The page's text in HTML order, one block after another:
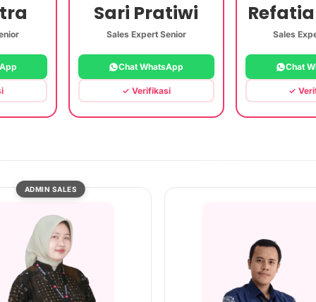
Sari Pratiwi
Sales Expert Senior
Chat WhatsApp
✓ Verifikasi
Sales
Chat
✓
ADMIN SALES